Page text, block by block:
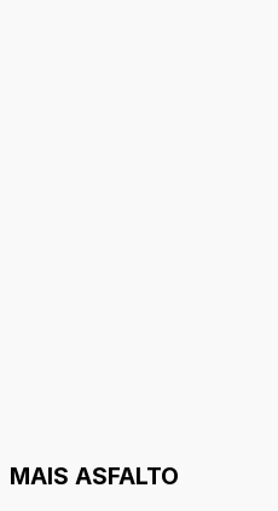
MAIS ASFALTO